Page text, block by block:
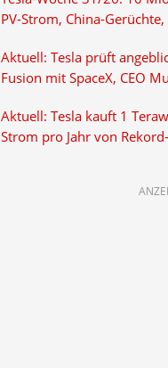
PV-Strom, China-
Aktuell: Tesla prüft
Fusion mit SpaceX, CEO
Aktuell: Tesla kauft 1
Strom pro Jahr von